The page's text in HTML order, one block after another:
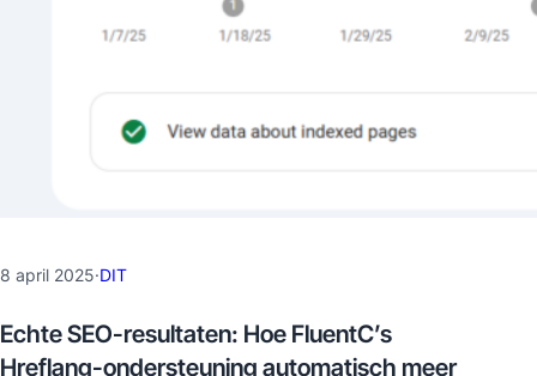
8 april 2025·DIT
Echte SEO-resultaten: Hoe FluentC’s
Hreflang-ondersteuning automatisch meer